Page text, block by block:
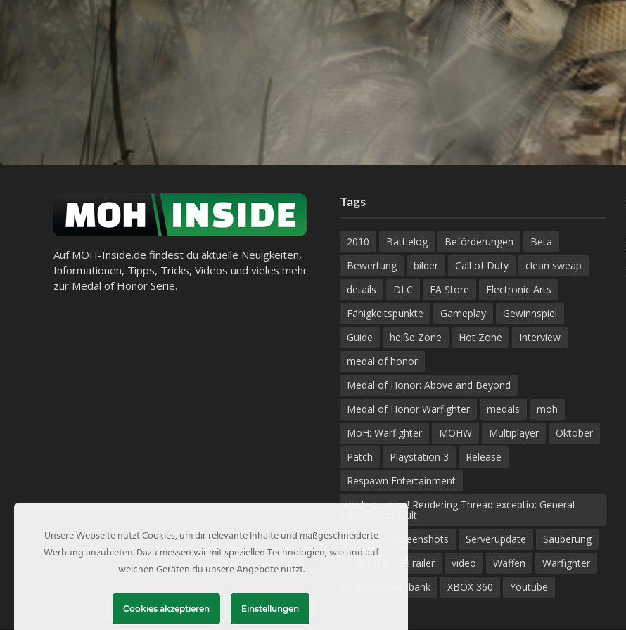
Auf MOH-Inside.de findest du aktuelle Neuigkeiten,
Informationen, Tipps, Tricks, Videos und vieles mehr
zur Medal of Honor Serie.
Tags
2010 Battlelog Beförderungen
Beta
Bewertung
bilder Call of Duty
clean sweap
details
DLC EA Store
Electronic Arts
Fähigkeitspunkte
Gameplay
Gewinnspiel
Guide
heiße Zone Hot Zone
Interview
medal of honor
Medal of Honor: Above and Beyond
Medal of Honor Warfighter
medals
moh
MoH: Warfighter
MOHW Multiplayer
Oktober
Patch
Playstation 3
Release
Respawn Entertainment
runtime error! Rendering Thread exceptio: General
protection fault
Ränge
Screenshots Serverupdate
Säuberung
Trailer video Waffen
Warfighter
wissensdatenbank
XBOX 360 Youtube
Unsere Webseite nutzt Cookies, um dir relevante Inhalte und maßgeschneiderte
Werbung anzubieten. Dazu messen wir mit speziellen Technologien, wie und auf
welchen Geräten du unsere Angebote nutzt.
Cookies akzeptieren Einstellungen